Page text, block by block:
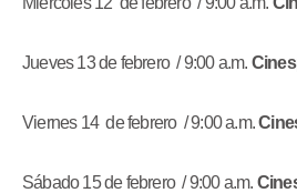
Jueves 13 de febrero / 9:00 a.m.
Viernes 14 de febrero / 9:00 a.m.
Sábado 15 de febrero / 9:00 a.m.